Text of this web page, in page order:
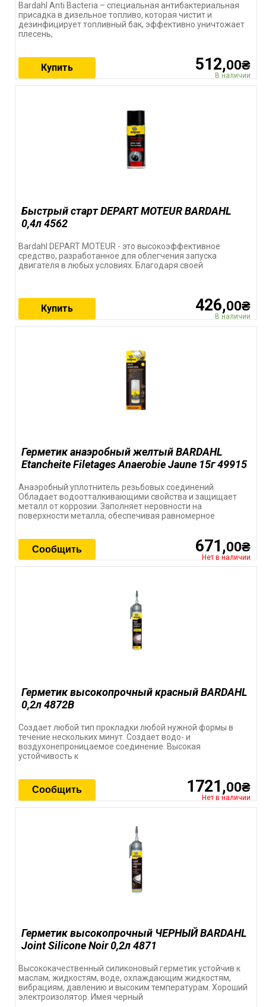
Bardahl Anti Bacteria – специальная антибактериальная
присадка в дизельное топливо, которая чистит и
дезинфицирует топливный бак, эффективно уничтожает
плесень,
512,00₴
В наличии
Купить
Быстрый старт DEPART MOTEUR BARDAHL
0,4л 4562
Bardahl DEPART MOTEUR - это высокоэффективное
средство, разработанное для облегчения запуска
двигателя в любых условиях. Благодаря своей
426,00₴
В наличии
Купить
Герметик анаэробный желтый BARDAHL
Etancheite Filetages Anaerobie Jaune 15г 49915
Анаэробный уплотнитель резьбовых соединений.
Обладает водоотталкивающими свойства и защищает
металл от коррозии. Заполняет неровности на
поверхности металла, обеспечивая равномерное
671,00₴
Нет в наличии
Сообщить
Герметик высокопрочный красный BARDAHL
0,2л 4872В
Создает любой тип прокладки любой нужной формы в
течение нескольких минут. Создает водо- и
воздухонепроницаемое соединение. Высокая
устойчивость к
1721,00₴
Нет в наличии
Сообщить
Герметик высокопрочный ЧЕРНЫЙ BARDAHL
Joint Silicone Noir 0,2л 4871
Высококачественный силиконовый герметик устойчив к
маслам, жидкостям, воде, охлаждающим жидкостям,
вибрациям, давлению и высоким температурам. Хороший
электроизолятор. Имея черный